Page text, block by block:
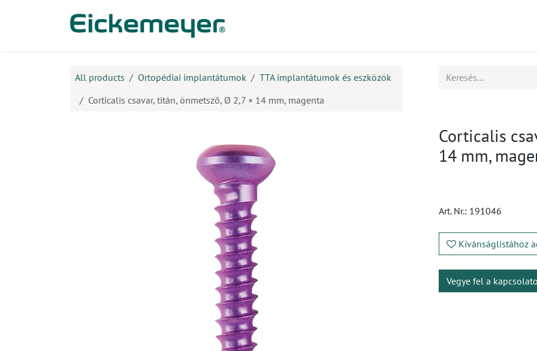
All products Ortopédiai implantátumok
TTA implantátumok és eszközök
Corticalis csavar, titán, önmetsző, Ø 2,7 × 14 mm, magenta
Corticalis
14 mm,
Art. Nr.: 191046
Kívánságlistához
Vegye fel a